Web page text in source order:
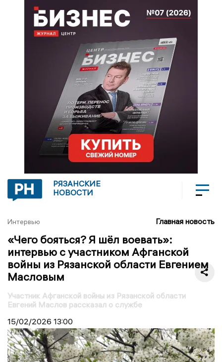
РЯЗАНСКИЕ
НОВОСТИ
Интервью Главная новость
«Чего бояться? Я шёл воевать»:
интервью с участником Афганской
войны из Рязанской области Евгением
Масловым
Участник Афганской войны из Рязанской области
Евгений Маслов рассказал о службе
15/02/2026 13:00